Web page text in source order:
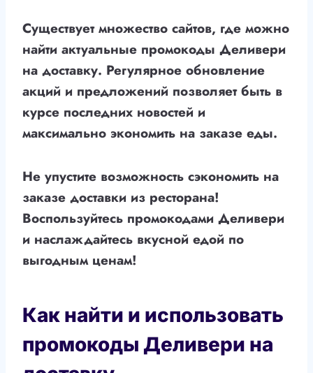
Существует множество сайтов, где можно
найти актуальные промокоды Деливери
на доставку. Регулярное обновление
акций и предложений позволяет быть в
курсе последних новостей и
максимально экономить на заказе еды.
Не упустите возможность сэкономить на
заказе доставки из ресторана!
Воспользуйтесь промокодами Деливери
и наслаждайтесь вкусной едой по
выгодным ценам!
Как найти и использовать
промокоды Деливери на